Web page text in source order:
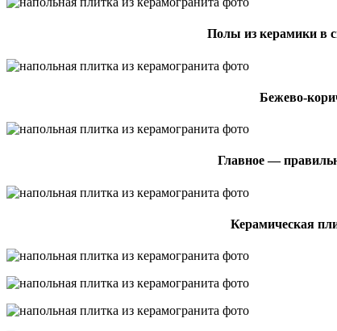
Полы из керамики в
Бежево-
Главное —
Керамическая